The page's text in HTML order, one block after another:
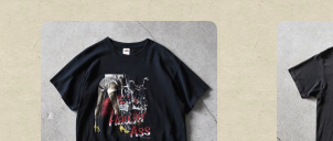
表示数:
在庫あり
並び順